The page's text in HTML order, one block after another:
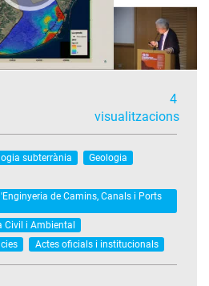
4
visualitzacions
subterrània
Geologia
de Camins, Canals i Ports
Civil i Ambiental
Actes oficials i institucionals